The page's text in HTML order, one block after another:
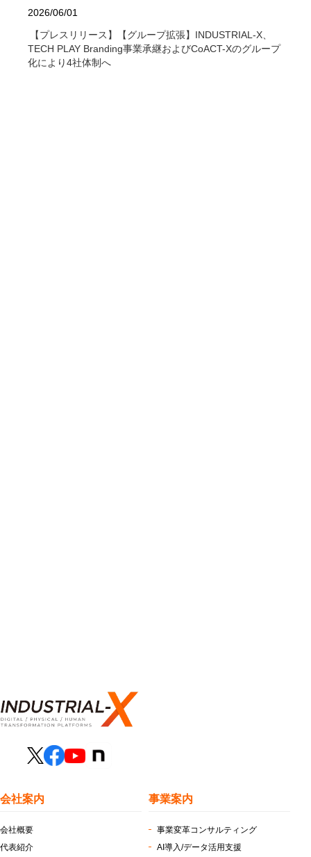
2026/06/01
【プレスリリース】【グループ拡張】INDUSTRIAL-X、
TECH PLAY Branding事業承継およびCoACT-Xのグループ
化により4社体制へ
会社案内
会社概要
代表紹介
事業案内
事業変革コンサルティング
AI導入/データ活用支援